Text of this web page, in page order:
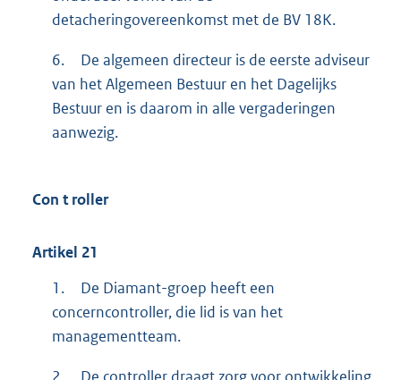
detacheringovereenkomst met de BV 18K.
6.
De algemeen directeur is de eerste adviseur
van het Algemeen Bestuur en het Dagelijks
Bestuur en is daarom in alle vergaderingen
aanwezig.
Con t roller
Artikel 21
1.
De Diamant-groep heeft een
concerncontroller, die lid is van het
managementteam.